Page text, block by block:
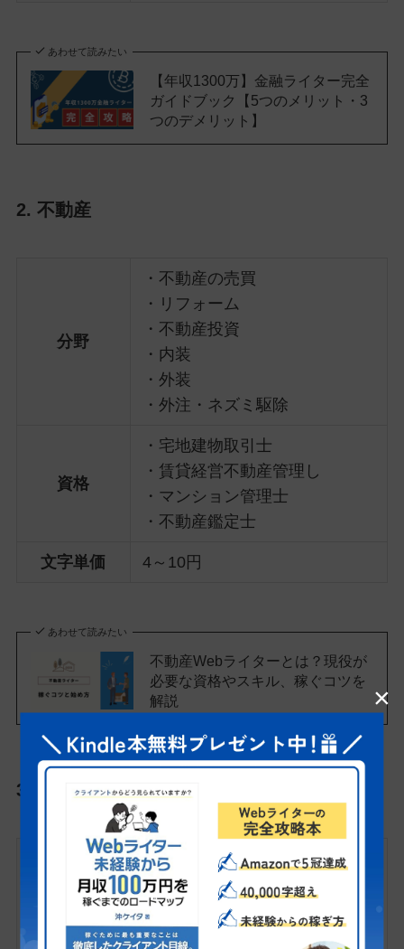
あわせて読みたい
【年収1300万】金融ライター完全
ガイドブック【5つのメリット・3
つのデメリット】
2. 不動産
分野
・不動産の売買
・リフォーム
・不動産投資
・内装
・外装
・外注・ネズミ駆除
資格
・宅地建物取引士
・賃貸経営不動産管理し
・マンション管理士
・不動産鑑定士
文字単価 4～10円
あわせて読みたい
不動産Webライターとは？現役が
必要な資格やスキル、稼ぐコツを
解説
3. 医療
分野
・医療
・妊活
・（看護師の転職）
・（医師の転職）
×